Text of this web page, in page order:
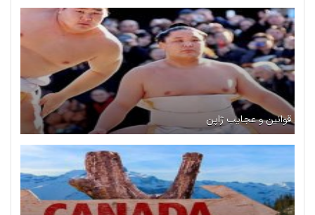
قوانین و عجایب ژاپن